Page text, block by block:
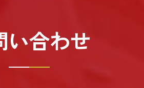
い合わせ